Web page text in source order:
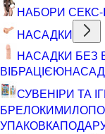
НАБОРИ СЕКС-
НАСАДКИ
НАСАДКИ БЕЗ
ВІБРАЦІЄЮ
СУВЕНІРИ ТА
БРЕЛОКИМИЛО
УПАКОВКА